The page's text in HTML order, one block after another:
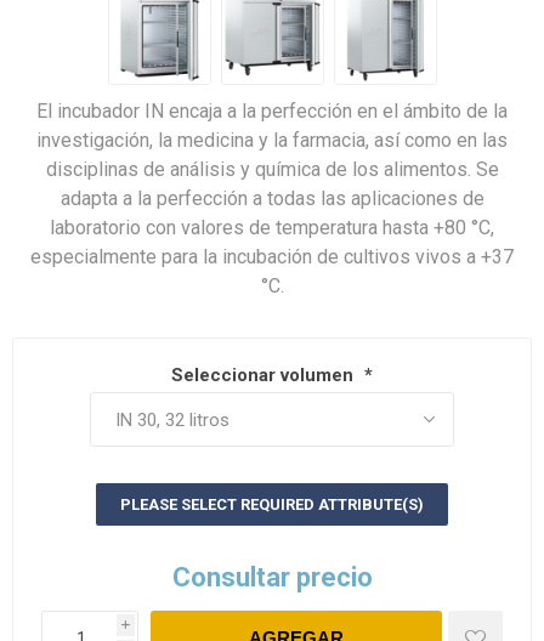
El incubador IN encaja a la perfección en el ámbito de la
investigación, la medicina y la farmacia, así como en las
disciplinas de análisis y química de los alimentos. Se
adapta a la perfección a todas las aplicaciones de
laboratorio con valores de temperatura hasta +80 °C,
especialmente para la incubación de cultivos vivos a +37
°C.
Seleccionar volumen *
PLEASE SELECT REQUIRED ATTRIBUTE(S)
Consultar precio
i